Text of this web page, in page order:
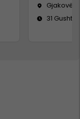
Gjakovë
31 Gusht